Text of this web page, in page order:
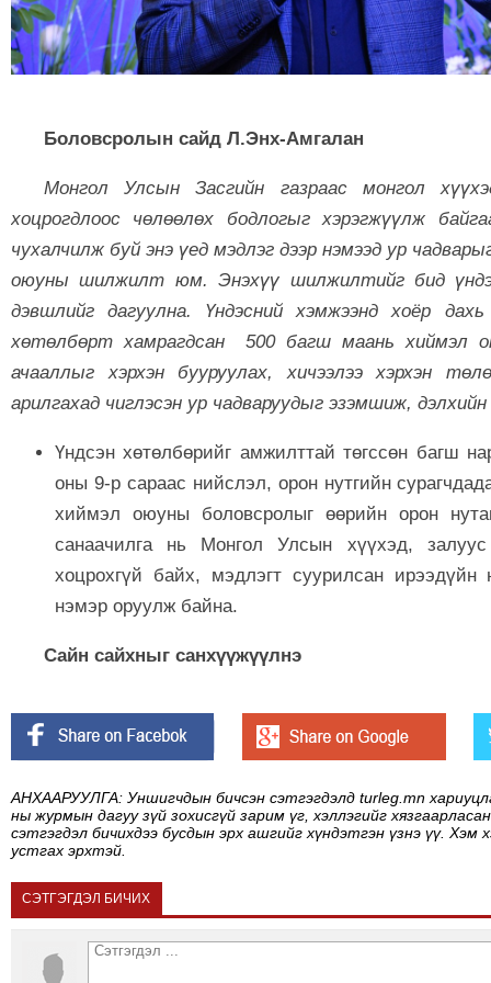
Боловсролын сайд Л.Энх-Амгалан
Монгол Улсын Засгийн газраас монгол
хоцрогдлоос чөлөөлөх бодлогыг хэрэгжүүлж
чухалчилж буй энэ үед мэдлэг дээр нэмээд ур
оюуны шилжилт юм. Энэхүү шилжилтийг бид
дэвшлийг дагуулна. Үндэсний хэмжээнд хоёр
хөтөлбөрт хамрагдсан 500 багш маань хиймэл
ачааллыг хэрхэн бууруулах, хичээлээ хэрхэн
арилгахад чиглэсэн ур чадваруудыг эзэмшиж,
Үндсэн хөтөлбөрийг амжилттай төгссөн багш
оны 9-р сараас нийслэл, орон нутгийн
хиймэл оюуны боловсролыг өөрийн орон
санаачилга нь Монгол Улсын хүүхэд,
хоцрохгүй байх, мэдлэгт суурилсан ирээдүйн
нэмэр оруулж байна.
Сайн сайхныг санхүүжүүлнэ
АНХААРУУЛГА: Уншигчдын бичсэн сэтгэгдэлд turleg.mn
ны журмын дагуу зүй зохисгүй зарим үг, хэллэгийг
сэтгэгдэл бичихдээ бусдын эрх ашгийг хүндэтгэн үзнэ үү. Хэм
устгах эрхтэй.
СЭТГЭГДЭЛ БИЧИХ